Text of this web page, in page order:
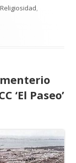
Religiosidad,
‘El Paseo’